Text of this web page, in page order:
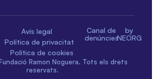
Avís legal
Política de privacitat
Política de cookies
Canal de
denúncies
by
NEORG
Ramon Noguera. Tots els drets
reservats.